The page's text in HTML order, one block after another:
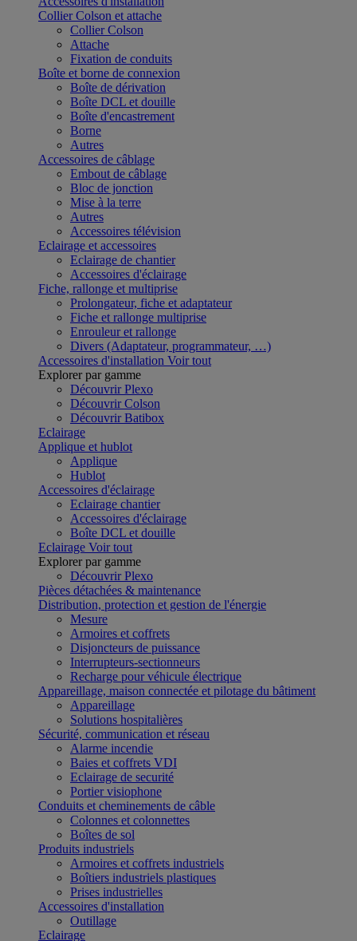
Collier Colson et attache
Collier Colson
Attache
Fixation de conduits
Boîte et borne de connexion
Boîte de dérivation
Boîte DCL et douille
Boîte d'encastrement
Borne
Autres
Accessoires de câblage
Embout de câblage
Bloc de jonction
Mise à la terre
Autres
Accessoires télévision
Eclairage et accessoires
Eclairage de chantier
Accessoires d'éclairage
Fiche, rallonge et multiprise
Prolongateur, fiche et adaptateur
Fiche et rallonge multiprise
Enrouleur et rallonge
Divers (Adaptateur, programmateur, …)
Accessoires d'installation Voir tout
Explorer par gamme
Découvrir Plexo
Découvrir Colson
Découvrir Batibox
Eclairage
Applique et hublot
Applique
Hublot
Accessoires d'éclairage
Eclairage chantier
Accessoires d'éclairage
Boîte DCL et douille
Eclairage Voir tout
Explorer par gamme
Découvrir Plexo
Pièces détachées & maintenance
Distribution, protection et gestion de l'énergie
Mesure
Armoires et coffrets
Disjoncteurs de puissance
Interrupteurs-sectionneurs
Recharge pour véhicule électrique
Appareillage, maison connectée et pilotage du bâtiment
Appareillage
Solutions hospitalières
Sécurité, communication et réseau
Alarme incendie
Baies et coffrets VDI
Eclairage de securité
Portier visiophone
Conduits et cheminements de câble
Colonnes et colonnettes
Boîtes de sol
Produits industriels
Armoires et coffrets industriels
Boîtiers industriels plastiques
Prises industrielles
Accessoires d'installation
Outillage
Eclairage